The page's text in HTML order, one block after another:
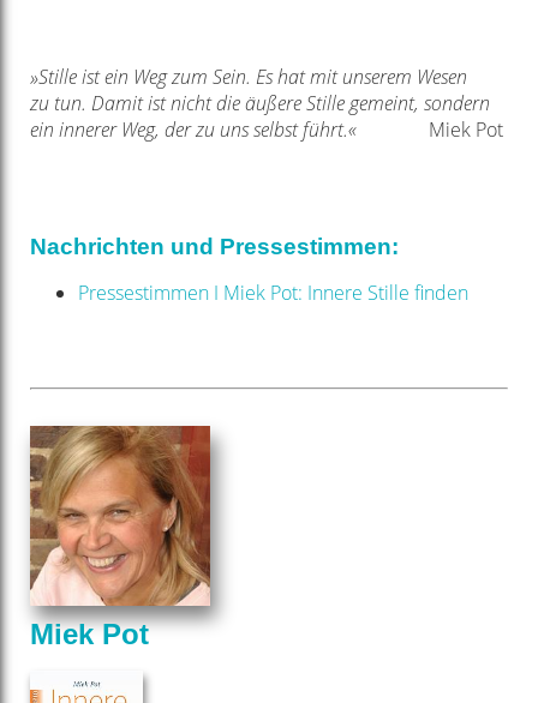
»Stille ist ein Weg zum Sein. Es hat mit unserem Wesen
zu tun. Damit ist nicht die äußere Stille gemeint, sondern
ein innerer Weg, der zu uns selbst führt.« Miek Pot
Nachrichten und Pressestimmen:
Pressestimmen I Miek Pot: Innere Stille finden
Miek Pot